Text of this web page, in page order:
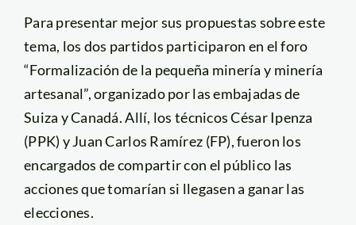
Para presentar mejor sus propuestas sobre este
tema, los dos partidos participaron en el foro
“Formalización de la pequeña minería y minería
artesanal”, organizado por las embajadas de
Suiza y Canadá. Allí, los técnicos César Ipenza
(PPK) y Juan Carlos Ramírez (FP), fueron los
encargados de compartir con el público las
acciones que tomarían si llegasen a ganar las
elecciones.